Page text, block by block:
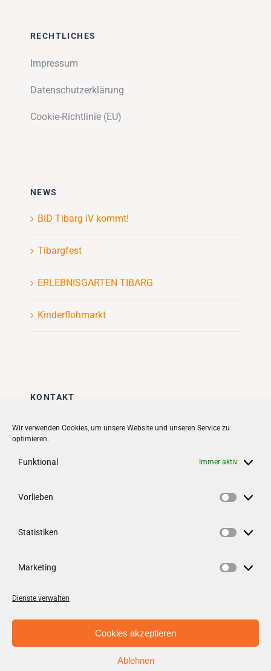
Wir verwenden Cookies, um unsere Website und unseren Service zu
optimieren.
Funktional Immer aktiv
Vorlieben
Statistiken
Marketing
Dienste verwalten
Cookies akzeptieren
Ablehnen
RECHTLICHES
Impressum
Datenschutzerklärung
Cookie-Richtlinie (EU)
NEWS
BID Tibarg IV kommt!
Tibargfest
ERLEBNISGARTEN TIBARG
Kinderflohmarkt
KONTAKT
Stadt + Handel City- und
Quartiersmanagement
Follow us on
© Copyright 2012 - 2026 | Stadt + Handel City- und